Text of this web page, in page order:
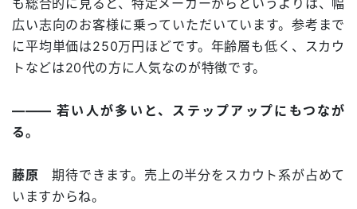
も総合的に見ると、特定メーカーからというよりは、幅
広い志向のお客様に乗っていただいています。参考まで
に平均単価は250万円ほどです。年齢層も低く、スカウ
トなどは20代の方に人気なのが特徴です。
――― 若い人が多いと、ステップアップにもつなが
る。
藤原 期待できます。売上の半分をスカウト系が占めて
いますからね。